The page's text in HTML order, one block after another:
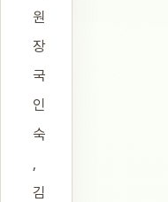
원
장
국
인
숙
김